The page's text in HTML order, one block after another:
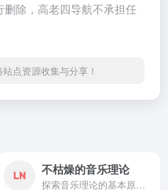
除，高老四导航不承担任
点资源收集与分享！
不枯燥的音乐理论